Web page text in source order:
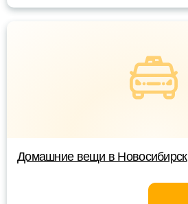
Домашние вещи в Новосибирск